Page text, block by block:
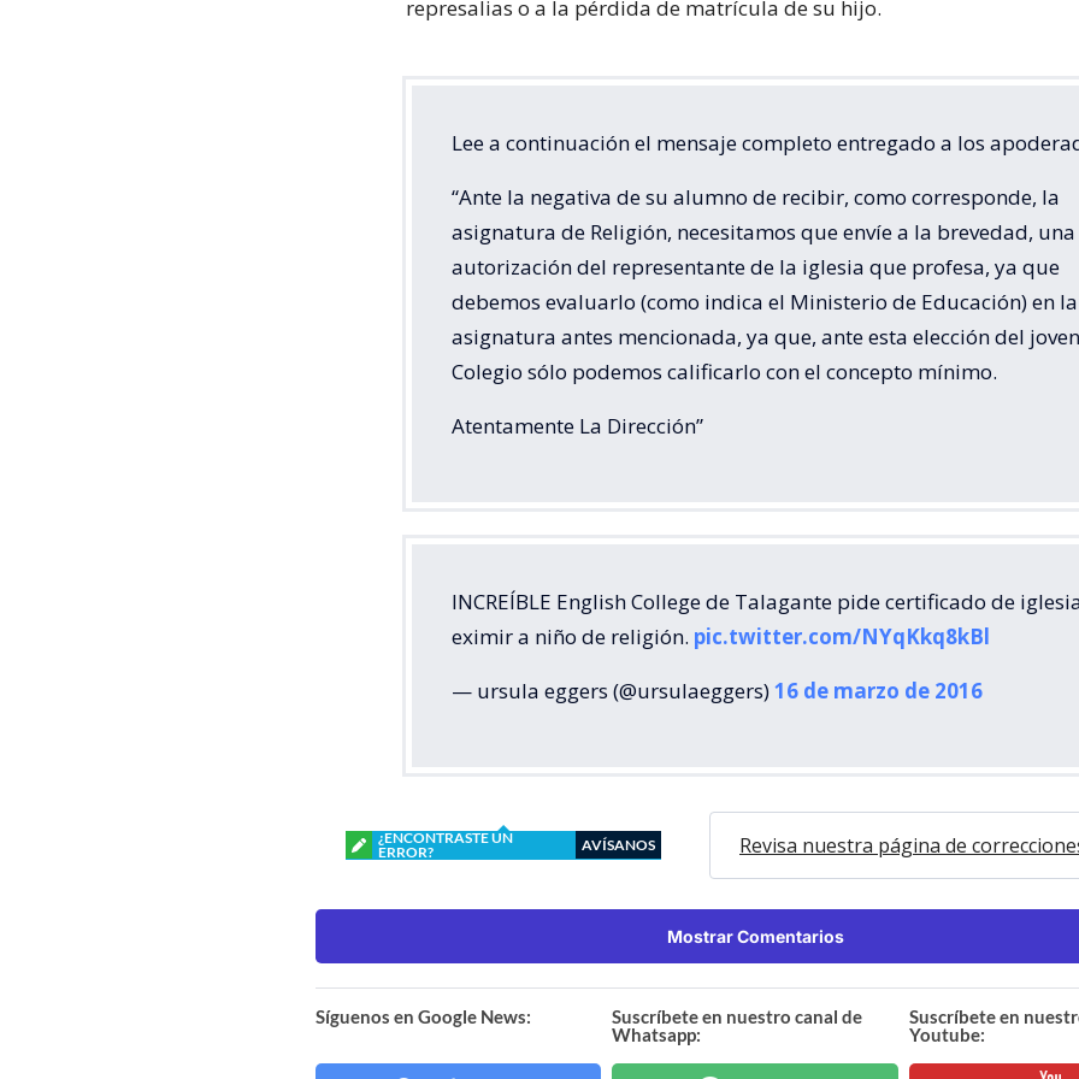
represalias o a la pérdida de matrícula de su hijo.
Lee a continuación el mensaje completo entregado a los
“Ante la negativa de su alumno de recibir, como corresponde, la
asignatura de Religión, necesitamos que envíe a la brevedad, una
autorización del representante de la iglesia que profesa, ya que
debemos evaluarlo (como indica el Ministerio de Educación) en la
asignatura antes mencionada, ya que, ante esta elección del
Colegio sólo podemos calificarlo con el concepto mínimo.
Atentamente La Dirección”
INCREÍBLE English College de Talagante pide certificado de
eximir a niño de religión. pic.twitter.com/NYqKkq8kBl
— ursula eggers (@ursulaeggers)16 de marzo de 2016
¿ENCONTRASTE UN
ERROR?
AVÍSANOS Revisa nuestra página de
Mostrar Comentarios
Síguenos en Google News:
Suscríbete en nuestro canal de
Whatsapp:
Suscríbete en
Youtube: